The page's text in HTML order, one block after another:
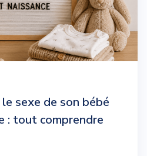
sexe de son bébé
: tout comprendre